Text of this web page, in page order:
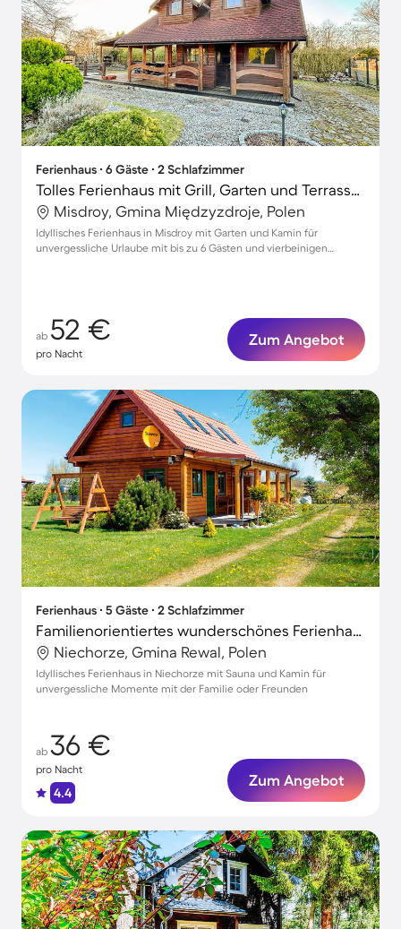
Ferienhaus ∙ 6 Gäste ∙ 2 Schlafzimmer
Tolles Ferienhaus mit Grill, Garten und Terrasse | Haustiere erlaubt
Misdroy, Gmina Międzyzdroje, Polen
Idyllisches Ferienhaus in Misdroy mit Garten und Kamin für
unvergessliche Urlaube mit bis zu 6 Gästen und vierbeinigen
ab 52 €
pro Nacht
Zum Angebot
Ferienhaus ∙ 5 Gäste ∙ 2 Schlafzimmer
Familienorientiertes wunderschönes Ferienhaus mit Garten, Sauna und Terrasse | Haustiere sind willkommen
Niechorze, Gmina Rewal, Polen
Idyllisches Ferienhaus in Niechorze mit Sauna und Kamin für
unvergessliche Momente mit der Familie oder Freunden
ab 36 €
pro Nacht
4.4
Zum Angebot